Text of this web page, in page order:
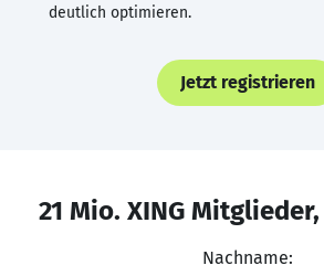
deutlich optimieren.
Jetzt registrieren
21 Mio. XING
Nachname: